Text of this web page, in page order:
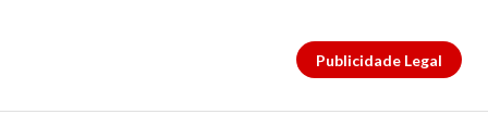
Publicidade Legal